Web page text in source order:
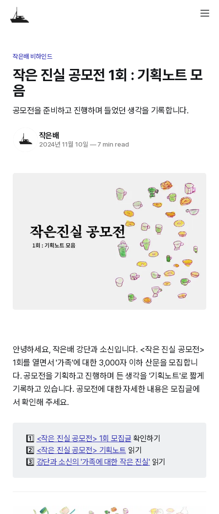
작은배 비하인드
작은 진실 공모전 1회 : 기획노트 모
음
공모전을 준비하고 진행하며 들었던 생각을 기록합니다.
작은배
2024년 11월 10일 —7 min read
안녕하세요, 작은배 강단과 소신입니다. <작은 진실 공모전>
1회를 열면서 '가족'에 대한 3,000자 이하 산문을 모집합니
다. 공모전을 기획하고 진행하며 든 생각을 '기획노트'로 짧게
기록하고 있습니다. 공모전에 대한 자세한 내용은 모집글에
서 확인해 주세요.
1️⃣ <작은 진실 공모전> 1회 모집글 확인하기
2️⃣ <작은 진실 공모전> 기획노트 읽기
3️⃣ 강단과 소신의 '가족에 대한 작은 진실' 읽기